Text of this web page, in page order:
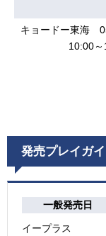
キョードー東海
10:00
発売プレイガ
一般発売日
イープラス